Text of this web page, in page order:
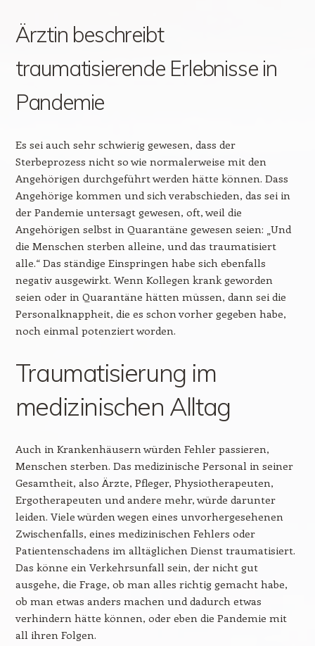
Ärztin beschreibt
traumatisierende Erlebnisse in
Pandemie
Es sei auch sehr schwierig gewesen, dass der
Sterbeprozess nicht so wie normalerweise mit den
Angehörigen durchgeführt werden hätte können. Dass
Angehörige kommen und sich verabschieden, das sei in
der Pandemie untersagt gewesen, oft, weil die
Angehörigen selbst in Quarantäne gewesen seien: „Und
die Menschen sterben alleine, und das traumatisiert
alle.“ Das ständige Einspringen habe sich ebenfalls
negativ ausgewirkt. Wenn Kollegen krank geworden
seien oder in Quarantäne hätten müssen, dann sei die
Personalknappheit, die es schon vorher gegeben habe,
noch einmal potenziert worden.
Traumatisierung im
medizinischen Alltag
Auch in Krankenhäusern würden Fehler passieren,
Menschen sterben. Das medizinische Personal in seiner
Gesamtheit, also Ärzte, Pfleger, Physiotherapeuten,
Ergotherapeuten und andere mehr, würde darunter
leiden. Viele würden wegen eines unvorhergesehenen
Zwischenfalls, eines medizinischen Fehlers oder
Patientenschadens im alltäglichen Dienst traumatisiert.
Das könne ein Verkehrsunfall sein, der nicht gut
ausgehe, die Frage, ob man alles richtig gemacht habe,
ob man etwas anders machen und dadurch etwas
verhindern hätte können, oder eben die Pandemie mit
all ihren Folgen.